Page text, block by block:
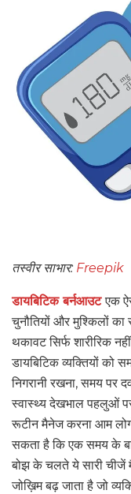
तस्वीर साभार: Freepik
डायबिटिक बर्नआउटएक
चुनौतियों और मुश्किलों
थकावट सिर्फ शारीरिक
डायबिटिक व्यक्तियों को
निगरानी रखना, समय पर
स्वास्थ्य देखभाल पहलुओं
रूटीन मैनेज करना आम
सकता है कि एक समय के
बोझ के चलते ये सारी चीजें
जोख़िम बढ़ जाता है जो